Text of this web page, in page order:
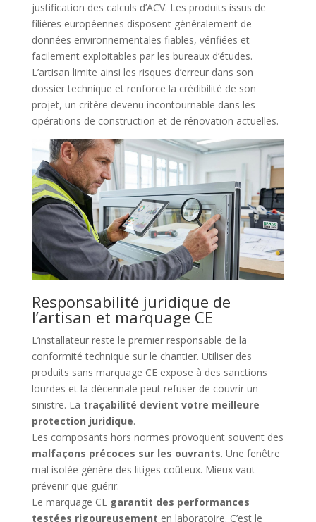
justification des calculs d’ACV. Les produits issus de
filières européennes disposent généralement de
données environnementales fiables, vérifiées et
facilement exploitables par les bureaux d’études.
L’artisan limite ainsi les risques d’erreur dans son
dossier technique et renforce la crédibilité de son
projet, un critère devenu incontournable dans les
opérations de construction et de rénovation actuelles.
Responsabilité juridique de
l’artisan et marquage CE
L’installateur reste le premier responsable de la
conformité technique sur le chantier. Utiliser des
produits sans marquage CE expose à des sanctions
lourdes et la décennale peut refuser de couvrir un
sinistre. La traçabilité devient votre meilleure
protection juridique.
Les composants hors normes provoquent souvent des
malfaçons précoces sur les ouvrants. Une fenêtre
mal isolée génère des litiges coûteux. Mieux vaut
prévenir que guérir.
Le marquage CE garantit des performances
testées rigoureusement en laboratoire. C’est le